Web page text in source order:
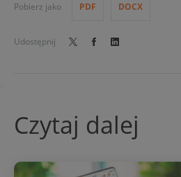
Pobierz jako PDF DOCX
Udostępnij
Czytaj dalej